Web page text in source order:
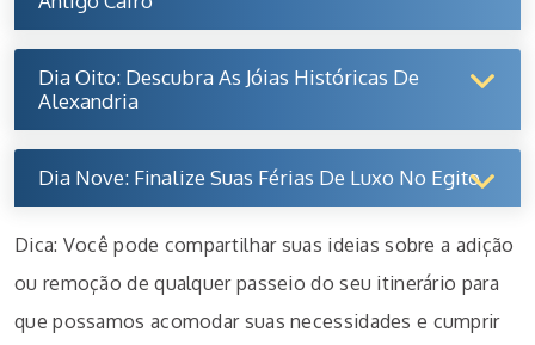
Dia Oito: Descubra As Jóias Históricas De
Alexandria
Dia Nove: Finalize Suas Férias De Luxo No Egito
Dica: Você pode compartilhar suas ideias sobre a adição
ou remoção de qualquer passeio do seu itinerário para
que possamos acomodar suas necessidades e cumprir